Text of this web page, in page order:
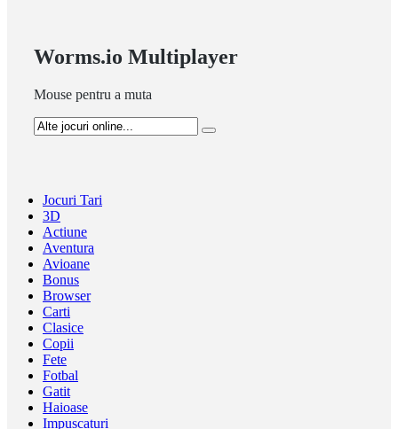
Worms.io Multiplayer
Mouse pentru a muta
Jocuri Tari
3D
Actiune
Aventura
Avioane
Bonus
Browser
Carti
Clasice
Copii
Fete
Fotbal
Gatit
Haioase
Impuscaturi